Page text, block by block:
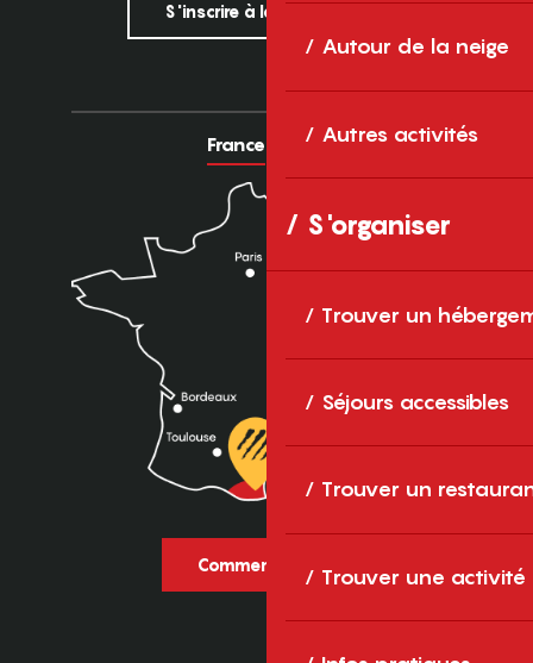
Autour de la neige
Autres activités
S'organiser
Trouver un
Séjours accessibles
Trouver un
Trouver une activité
S'inscrire à la newsletter
France Europe
Comment venir ?